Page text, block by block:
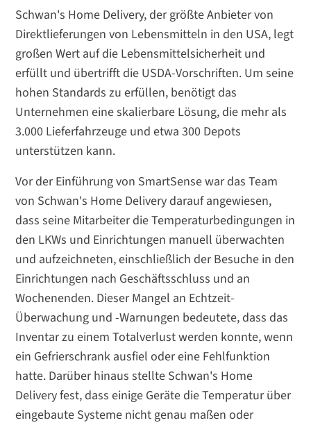
Schwan's Home Delivery, der größte Anbieter von
Direktlieferungen von Lebensmitteln in den USA, legt
großen Wert auf die Lebensmittelsicherheit und
erfüllt und übertrifft die USDA-Vorschriften. Um seine
hohen Standards zu erfüllen, benötigt das
Unternehmen eine skalierbare Lösung, die mehr als
3.000 Lieferfahrzeuge und etwa 300 Depots
unterstützen kann.
Vor der Einführung von SmartSense war das Team
von Schwan's Home Delivery darauf angewiesen,
dass seine Mitarbeiter die Temperaturbedingungen in
den LKWs und Einrichtungen manuell überwachten
und aufzeichneten, einschließlich der Besuche in den
Einrichtungen nach Geschäftsschluss und an
Wochenenden. Dieser Mangel an Echtzeit-
Überwachung und -Warnungen bedeutete, dass das
Inventar zu einem Totalverlust werden konnte, wenn
ein Gefrierschrank ausfiel oder eine Fehlfunktion
hatte. Darüber hinaus stellte Schwan's Home
Delivery fest, dass einige Geräte die Temperatur über
eingebaute Systeme nicht genau maßen oder